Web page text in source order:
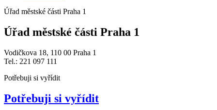
Úřad městské části Praha 1
Úřad městské části Praha 1
Vodičkova 18, 110 00 Praha 1
Tel.: 221 097 111
Potřebuji si vyřídit
Potřebuji si vyřídit